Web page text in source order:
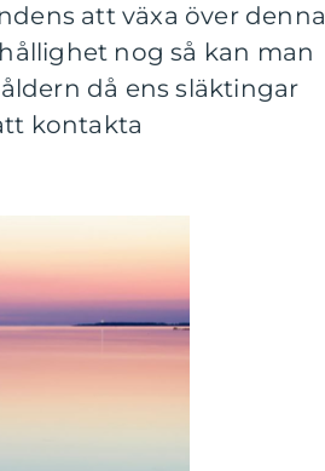
att växa över denna
nog så kan man
då ens släktingar
kontakta